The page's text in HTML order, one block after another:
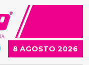
8 AGOSTO 2026